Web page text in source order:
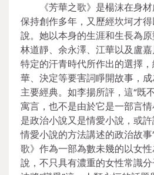
《芳華之歌》是楊沫在身
保持創作多年，又歷經坎坷才
說。她以本身的生涯和生長為
林道靜、余永澤、江華以及盧
特定的汗青時代所作出的選擇
華、決定等要害詞睜開故事，
主要經典。如李揚所評，這“既
寓言，也不是由於它是一部言
是政治小說又是情愛小說，或
情愛小說的方法講述的政治故
歌》作為一部為數未幾的以女
說，不只具有濃重的女性常識